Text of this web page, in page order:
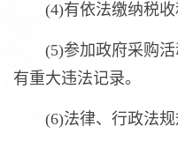
(4)有依法缴纳税收
(5)参加政府采购活
有重大违法记录。
(6)法律、行政法规